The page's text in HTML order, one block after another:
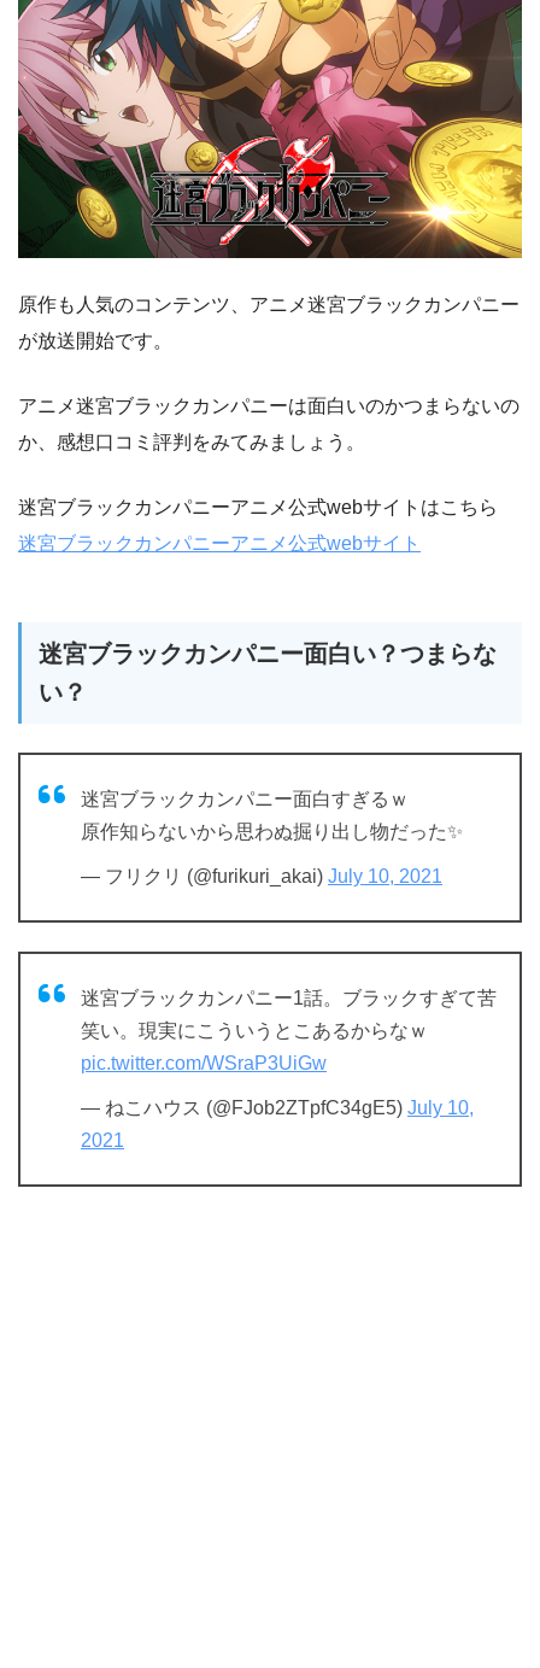
原作も人気のコンテンツ、アニメ迷宮ブラックカンパニー
が放送開始です。
アニメ迷宮ブラックカンパニーは面白いのかつまらないの
か、感想口コミ評判をみてみましょう。
迷宮ブラックカンパニーアニメ公式webサイトはこちら
迷宮ブラックカンパニーアニメ公式webサイト
迷宮ブラックカンパニー面白い？つまらな
い？
迷宮ブラックカンパニー面白すぎるｗ
原作知らないから思わぬ掘り出し物だった✨
— フリクリ (@furikuri_akai) July 10, 2021
迷宮ブラックカンパニー1話。ブラックすぎて苦
笑い。現実にこういうとこあるからなｗ
pic.twitter.com/WSraP3UiGw
— ねこハウス (@FJob2ZTpfC34gE5) July 10,
2021